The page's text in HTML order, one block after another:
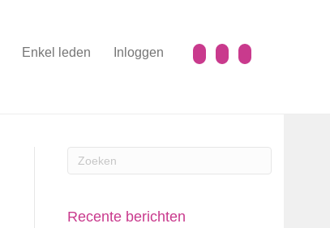
Enkel leden Inloggen
Recente berichten